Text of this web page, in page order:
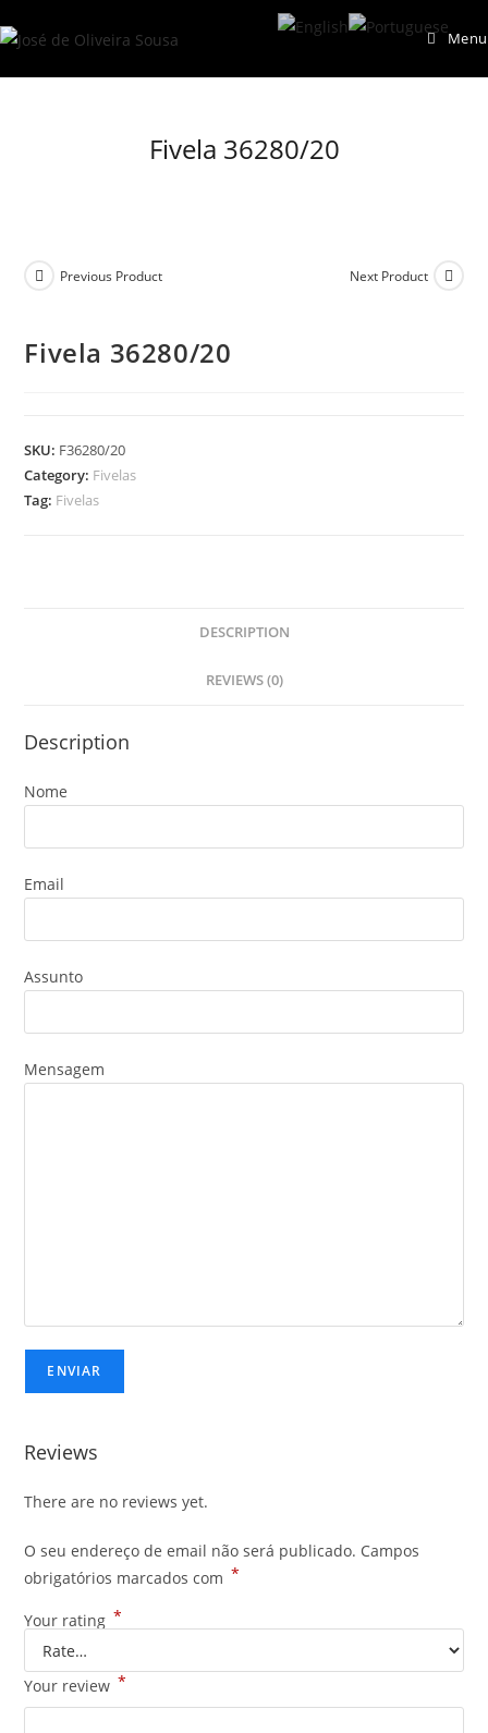
to
Menu
Fivela 36280/20
Previous Product Next Product
Fivela 36280/20
SKU: F36280/20
Category: Fivelas
Tag: Fivelas
DESCRIPTION
REVIEWS (0)
Description
Nome
Email
Assunto
Mensagem
Reviews
There are no reviews yet.
O seu endereço de email não será publicado. Campos
obrigatórios marcados com *
Your rating *
Your review *